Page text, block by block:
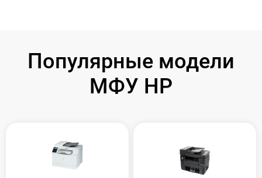
Популярные модели
МФУ HP